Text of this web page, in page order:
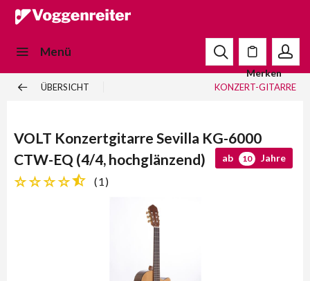
Menü
Merken
ÜBERSICHT KONZERT-GITARRE
VOLT Konzertgitarre Sevilla KG-6000
CTW-EQ (4/4, hochglänzend)
ab 10 Jahre
(1 )